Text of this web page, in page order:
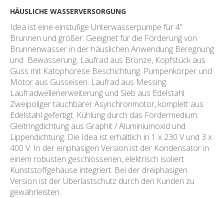
HÄUSLICHE WASSERVERSORGUNG
Idea ist eine einstufige Unterwasserpumpe für 4”
Brunnen und größer. Geeignet für die Förderung von
Brunnenwasser in der häuslichen Anwendung Beregnung
und Bewässerung. Laufrad aus Bronze, Kopfstück aus
Guss mit Katophorese Beschichtung. Pumpenkörper und
Motor aus Gusseisen. Laufrad aus Messing.
Laufradwellenerweiterung und Sieb aus Edelstahl.
Zweipoliger tauchbarer Asynchronmotor, komplett aus
Edelstahl gefertigt. Kühlung durch das Fördermedium.
Gleitringdichtung aus Graphit / Aluminiumoxid und
Lippendichtung. Die Idea ist erhältlich in 1 x 230 V und 3 x
400 V. In der einphasigen Version ist der Kondensator in
einem robusten geschlossenen, elektrisch isoliert
Kunststoffgehäuse integriert. Bei der dreiphasigen
Version ist der Überlastschutz durch den Kunden zu
gewährleisten.